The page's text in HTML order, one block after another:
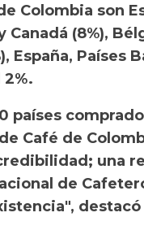
Colombia son
(8%),
España, Países
países
Café de
una
de